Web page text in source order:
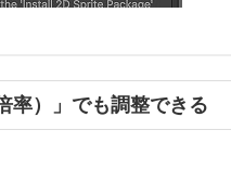
）」でも調整できる